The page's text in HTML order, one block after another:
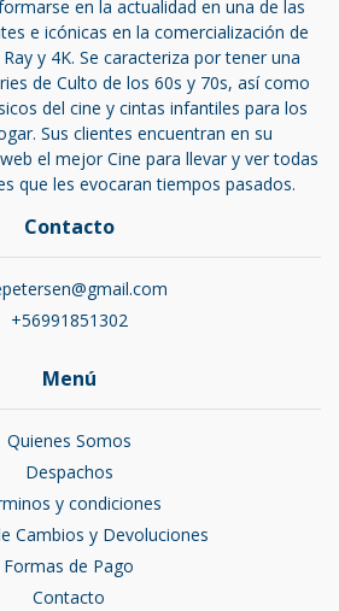
en la actualidad en una de las
e icónicas en la comercialización de
y 4K. Se caracteriza por tener una
de Culto de los 60s y 70s, así como
del cine y cintas infantiles para los
Sus clientes encuentran en su
el mejor Cine para llevar y ver todas
que les evocaran tiempos pasados.
Contacto
+56991851302
Menú
Quienes Somos
Despachos
y condiciones
Cambios y Devoluciones
Formas de Pago
Contacto